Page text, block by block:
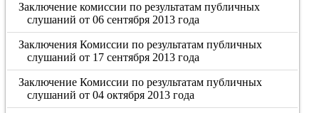
Заключение комиссии по результатам публичных
слушаний от 06 сентября 2013 года
Заключения Комиссии по результатам публичных
слушаний от 17 сентября 2013 года
Заключение Комиссии по результатам публичных
слушаний от 04 октября 2013 года